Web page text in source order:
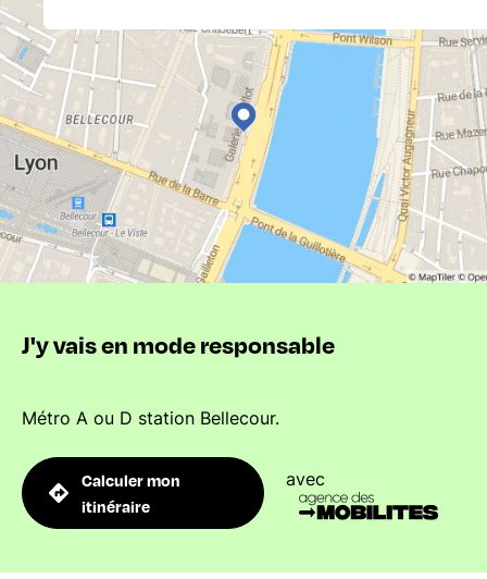
J'y vais en mode responsable
Métro A ou D station Bellecour.
Calculer mon
itinéraire
avec